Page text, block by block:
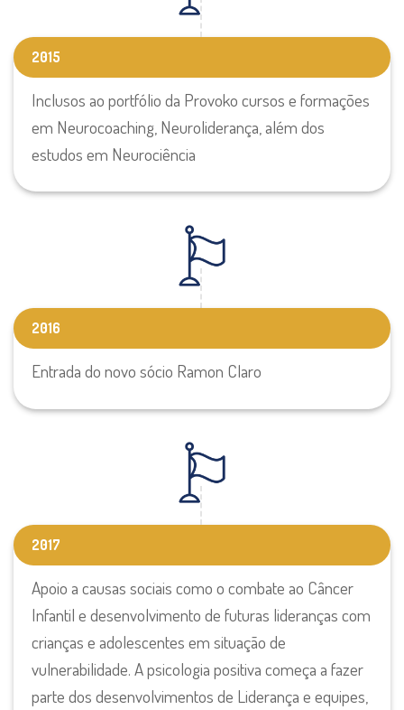
2015
Inclusos ao portfólio da Provoko cursos e formações
em Neurocoaching, Neuroliderança, além dos
estudos em Neurociência
2016
Entrada do novo sócio Ramon Claro
2017
Apoio a causas sociais como o combate ao Câncer
Infantil e desenvolvimento de futuras lideranças com
crianças e adolescentes em situação de
vulnerabilidade. A psicologia positiva começa a fazer
parte dos desenvolvimentos de Liderança e equipes,